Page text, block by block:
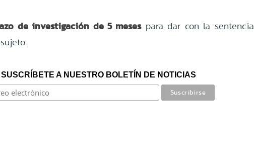
de investigación de 5 mesespara dar con la sentencia
SUSCRÍBETE A NUESTRO BOLETÍN DE NOTICIAS